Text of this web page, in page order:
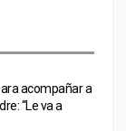
acompañar a
“Le va a